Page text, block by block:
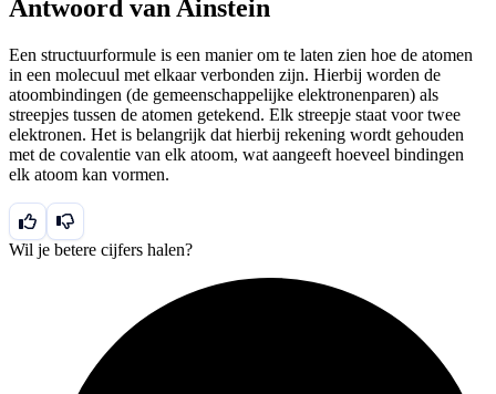
Antwoord van Ainstein
Een structuurformule is een manier om te laten zien hoe de atomen
in een molecuul met elkaar verbonden zijn. Hierbij worden de
atoombindingen (de gemeenschappelijke elektronenparen) als
streepjes tussen de atomen getekend. Elk streepje staat voor twee
elektronen. Het is belangrijk dat hierbij rekening wordt gehouden
met de covalentie van elk atoom, wat aangeeft hoeveel bindingen
elk atoom kan vormen.
Wil je betere cijfers halen?